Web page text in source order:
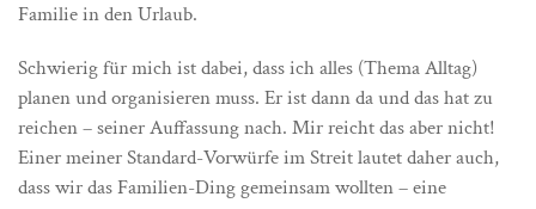
Familie in den Urlaub.
Schwierig für mich ist dabei, dass ich alles (Thema Alltag)
planen und organisieren muss. Er ist dann da und das hat zu
reichen – seiner Auffassung nach. Mir reicht das aber nicht!
Einer meiner Standard-Vorwürfe im Streit lautet daher auch,
dass wir das Familien-Ding gemeinsam wollten – eine